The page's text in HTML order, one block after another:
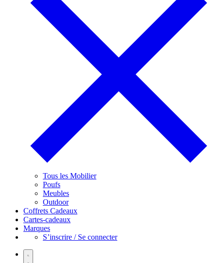
Tous les Mobilier
Poufs
Meubles
Outdoor
Coffrets Cadeaux
Cartes-cadeaux
Marques
S’inscrire / Se connecter